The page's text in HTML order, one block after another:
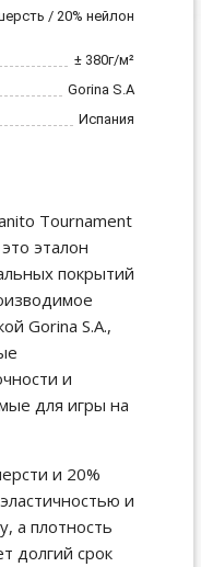
/ 20% нейлон
± 380г/м²
Gorina S.A
Испания
Tournament
эталон
покрытий
Gorina S.A.,
и
для игры на
и 20%
и
а плотность
долгий срок